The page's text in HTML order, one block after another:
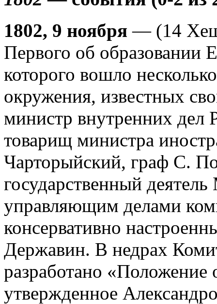
1802, 9 ноября — (14
Первого об образовании
которого вошло
окружения, известных
министр внутренних дел
товарищ министра
Чарторыйский, граф С.
государственный
управляющим делами
консервативно
Державин. В недрах
разработано «Положение
утвержденное